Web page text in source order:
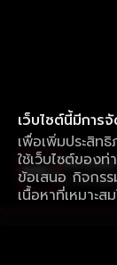
เว็บไซต์นี้มีการ
เพื่อเพิ่มประสิท
ใช้เว็บไซต์ของ
ข้อเสนอ กิจกร
เนื้อหาที่เหมาะส
ใช้งานแอ
ดาวน์โหลด